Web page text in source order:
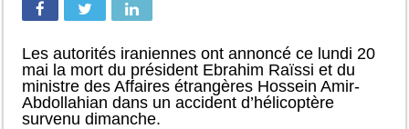
Les autorités iraniennes ont annoncé ce lundi 20
mai la mort du président Ebrahim Raïssi et du
ministre des Affaires étrangères Hossein Amir-
Abdollahian dans un accident d’hélicoptère
survenu dimanche.